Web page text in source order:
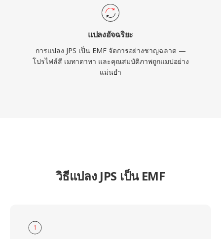
แปลงอัจฉริยะ
การแปลง JPS เป็น EMF จัดการอย่างชาญฉลาด —
โปรไฟล์สี เมทาดาทา และคุณสมบัติภาพถูกแมปอย่าง
แม่นยำ
วิธีแปลง JPS เป็น EMF
1